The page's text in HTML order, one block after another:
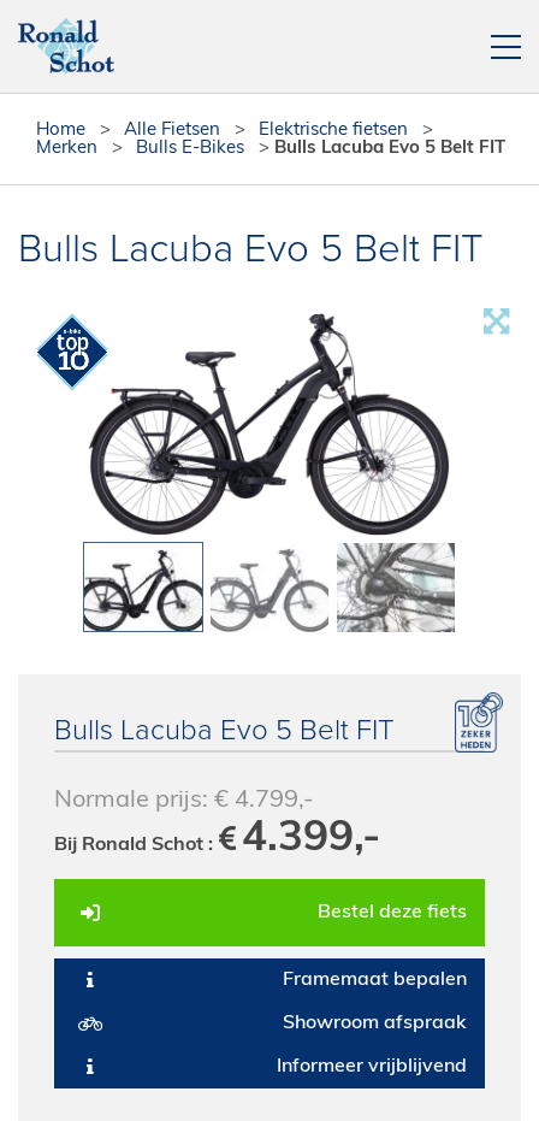
Fietsendragers
Leasefiets
Verhuur
[php snippet=16]
Reparatieplanner
E-Bike private shopping
Home > Alle Fietsen > Elektrische fietsen
>
Merken
> Bulls E-Bikes > Bulls Lacuba Evo 5 Belt FIT
Bulls Lacuba Evo 5 Belt FIT
Bulls Lacuba Evo 5 Belt FIT
Normale prijs: € 4.799,-
Bij Ronald Schot : 4.399,-
Bestel deze fiets
Framemaat bepalen
Showroom afspraak
Informeer vrijblijvend